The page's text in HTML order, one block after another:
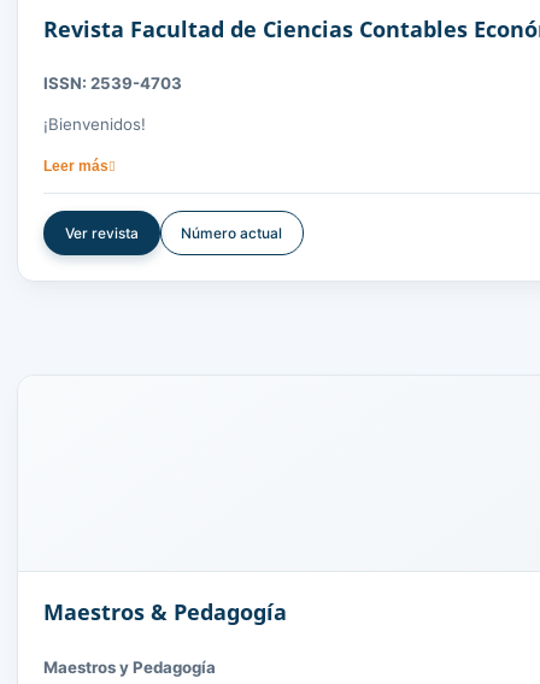
Revista Facultad de Ciencias Contables
ISSN: 2539-4703
¡Bienvenidos!
La revista
calidad, garantizando la difusión de investigaciones relevantes.
No se realizan cobros por recepción, evaluación o publicación
revistafaccea@uniamazonia.edu.coo mediante la plataforma
Leer más
Ver revista Número actual
Maestros & Pedagogía
Maestros y Pedagogía